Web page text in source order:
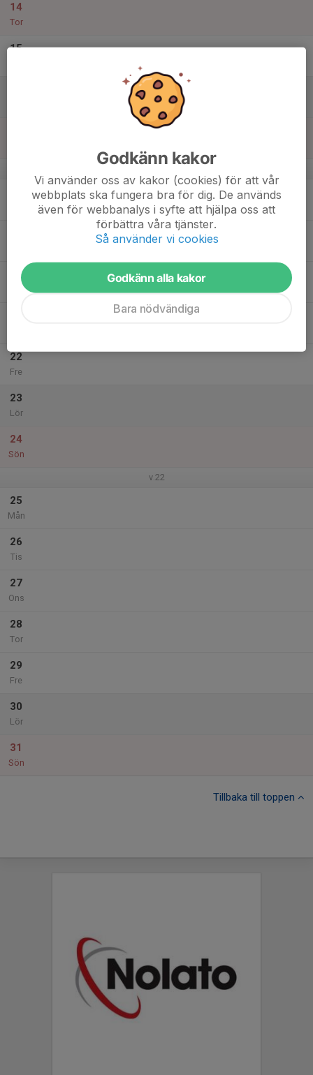
14
Tor
15
20
Ons
22
Fre
23
Lör
24
Sön
v.22
25
Mån
26
Tis
27
Ons
28
Tor
29
Fre
30
Lör
31
Sön
Tillbaka till toppen
Godkänn kakor
Vi använder oss av kakor (cookies) för att vår
webbplats ska fungera bra för dig. De används
även för webbanalys i syfte att hjälpa oss att
förbättra våra tjänster.
Så använder vi cookies
Godkänn alla kakor
Bara nödvändiga